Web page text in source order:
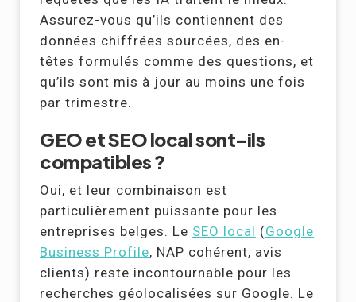
Assurez-vous qu’ils contiennent des
données chiffrées sourcées, des en-
têtes formulés comme des questions, et
qu’ils sont mis à jour au moins une fois
par trimestre.
GEO et SEO local sont-ils
compatibles ?
Oui, et leur combinaison est
particulièrement puissante pour les
entreprises belges. Le SEO local (Google
Business Profile, NAP cohérent, avis
clients) reste incontournable pour les
recherches géolocalisées sur Google. Le